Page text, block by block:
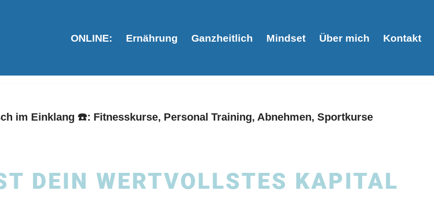
ONLINE: Ernährung Ganzheitlich Mindset Über mich Kontakt
im Einklang ☎️: Fitnesskurse, Personal Training, Abnehmen, Sportkurse